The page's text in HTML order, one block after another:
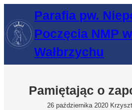
treści
Parafia pw.
Poczęcia NMP w
Wałbrzychu
Pamiętając o
26 października 2020